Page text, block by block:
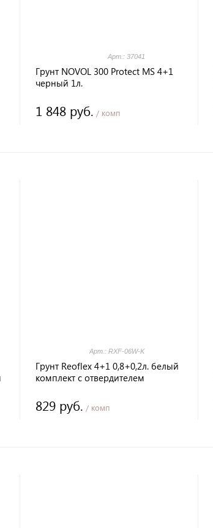
Арт.: 37041
Грунт NOVOL 300 Protect MS 4+1
черный 1л.
1 848 руб. / комп
Арт.: RXF-06W-K
Грунт Reoflex 4+1 0,8+0,2л. белый
комплект с отвердителем
829 руб. / комп